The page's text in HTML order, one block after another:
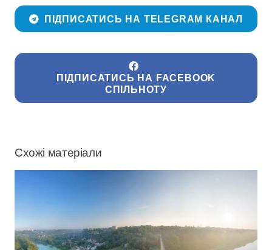
ПІДПИСАТИСЬ НА TELEGRAM КАНАЛ
ПІДПИСАТИСЬ НА FACEBOOK
СПІЛЬНОТУ
Схожі матеріали